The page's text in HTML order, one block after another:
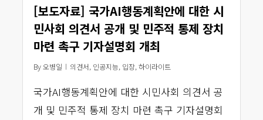
[보도자료] 국가AI행동계획안에 대한 시
민사회 의견서 공개 및 민주적 통제 장치
마련 촉구 기자설명회 개최
By 오병일 의견서, 인공지능, 입장,하이라이트
국가AI행동계획안에 대한 시민사회 의견서 공
개 및 민주적 통제 장치 마련 촉구 기자설명회